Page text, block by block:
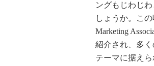
ングもじわじ
しょうか。こ
Marketing
紹介され、多
テーマに据え